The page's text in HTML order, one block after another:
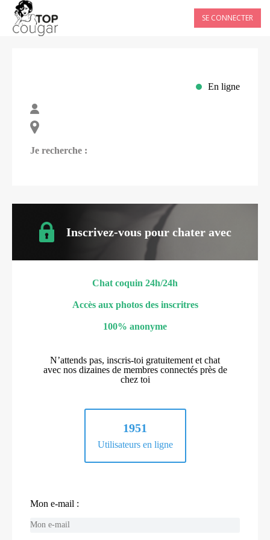
SE CONNECTER
En ligne
Je recherche :
Inscrivez-vous pour chater avec
Chat coquin 24h/24h
Accès aux photos des inscritres
100% anonyme
N’attends pas, inscris-toi gratuitement et chat
avec nos dizaines de membres connectés près de
chez toi
1951
Utilisateurs en ligne
Mon e-mail :